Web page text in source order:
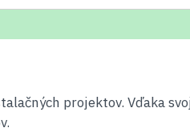
projektov. Vďaka